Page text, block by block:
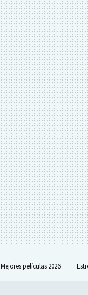
Mejores películas 2026